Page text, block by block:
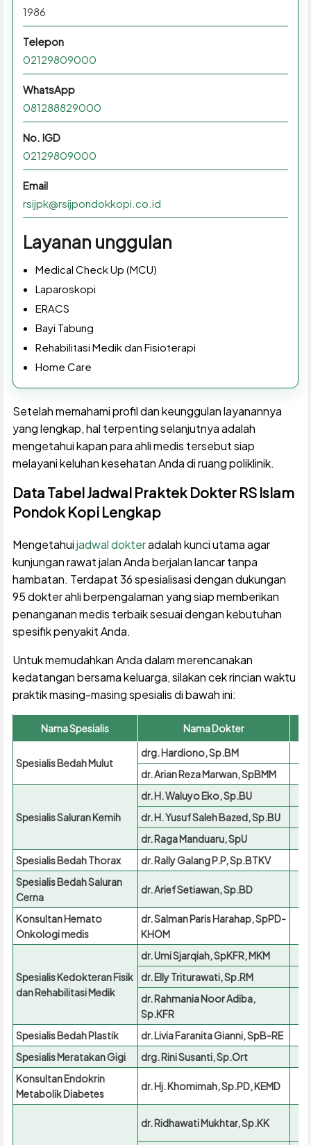
1986
Telepon
02129809000
WhatsApp
081288829000
No. IGD
02129809000
Email
rsijpk@rsijpondokkopi.co.id
Layanan unggulan
Medical Check Up (MCU)
Laparoskopi
ERACS
Bayi Tabung
Rehabilitasi Medik dan Fisioterapi
Home Care
Setelah memahami profil dan keunggulan layanannya
yang lengkap, hal terpenting selanjutnya adalah
mengetahui kapan para ahli medis tersebut siap
melayani keluhan kesehatan Anda di ruang poliklinik.
Data Tabel Jadwal Praktek Dokter RS Islam
Pondok Kopi Lengkap
Mengetahuijadwal dokteradalah kunci utama agar
kunjungan rawat jalan Anda berjalan lancar tanpa
hambatan. Terdapat 36 spesialisasi dengan dukungan
95 dokter ahli berpengalaman yang siap memberikan
penanganan medis terbaik sesuai dengan kebutuhan
spesifik penyakit Anda.
Untuk memudahkan Anda dalam merencanakan
kedatangan bersama keluarga, silakan cek rincian waktu
praktik masing-masing spesialis di bawah ini:
Nama Spesialis Nama Dokter
Spesialis Bedah Mulut
drg. Hardiono, Sp.BM
dr. Arian Reza Marwan, SpBMM
Spesialis Saluran Kemih
dr. H. Waluyo Eko, Sp.BU
dr. H. Yusuf Saleh Bazed, Sp.BU
dr. Raga Manduaru, SpU
Spesialis Bedah Thorax
dr. Rally Galang P.P, Sp.BTKV
Spesialis Bedah Saluran
Cerna
dr. Arief Setiawan, Sp.BD
Konsultan Hemato
Onkologi medis
dr. Salman Paris Harahap, SpPD-
KHOM
Spesialis Kedokteran Fisik
dan Rehabilitasi Medik
dr. Umi Sjarqiah, SpKFR, MKM
dr. Elly Triturawati, Sp.RM
dr. Rahmania Noor Adiba,
Sp.KFR
Spesialis Bedah Plastik
dr. Livia Faranita Gianni, SpB-RE
Spesialis Meratakan Gigi
drg. Rini Susanti, Sp.Ort
Konsultan Endokrin
Metabolik Diabetes
dr. Hj. Khomimah, Sp.PD, KEMD
dr. Ridhawati Mukhtar, Sp.KK